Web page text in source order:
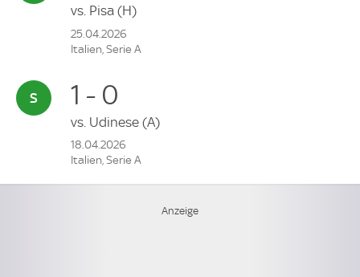
vs. Pisa (H)
25.04.2026
Italien, Serie A
1 - 0
vs. Udinese (A)
18.04.2026
Italien, Serie A